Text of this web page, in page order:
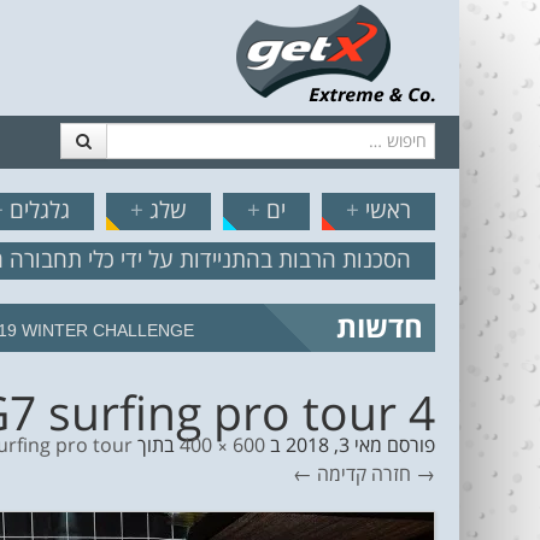
חיפוש
// תפריט
דלג לתוכן
ראשי + ים + שלג + גלגלים
הסכנות הרבות בהתניידות על ידי כלי
חדשות WINTER CHALLENGE
surfing pro tour 4
פורסם מאי 3, 2018 ב600 × 400 בתוךpro tour
→ חזרה קדימה ←